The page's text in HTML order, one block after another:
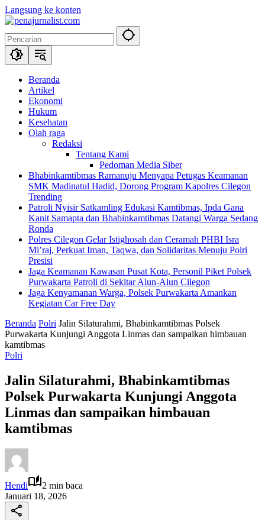
Langsung ke konten
Beranda
Artikel
Ekonomi
Hukum
Kesehatan
Olah raga
Redaksi
Tentang Kami
Pedoman Media Siber
Bhabinkamtibmas Ramanuju Menyapa Petugas Keamanan
SMK Madinatul Hadid, Dorong Program Kapolres Cilegon
Trending
Patroli Nyisir Satkamling Edukasi Kamtibmas, Ipda Gana
Kanit Samapta dan Bhabinkamtibmas Datangi Warga Sedang
Ronda
Polres Cilegon Gelar Istighosah dan Ceramah PHBI Isra
Mi’raj, Perkuat Iman, Taqwa, dan Solidaritas Menuju Polri
Presisi
Jaga Keamanan Kawasan Pusat Kota, Personil Piket Polsek
Purwakarta Patroli di Sekitar Alun-Alun Cilegon
Jaga Kenyamanan Warga, Polsek Purwakarta Amankan
Kegiatan Car Free Day
Beranda Polri Jalin Silaturahmi, Bhabinkamtibmas Polsek
Purwakarta Kunjungi Anggota Linmas dan sampaikan himbauan
kamtibmas
Polri
Jalin Silaturahmi, Bhabinkamtibmas
Polsek Purwakarta Kunjungi Anggota
Linmas dan sampaikan himbauan
kamtibmas
Hendi
2 min baca
Januari 18, 2026